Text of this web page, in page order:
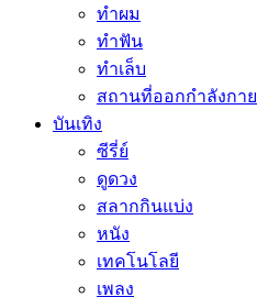
ทำผม
ทำฟัน
ทำเล็บ
สถานที่ออกกำลังกาย
บันเทิง
ซีรี่ย์
ดูดวง
สลากกินแบ่ง
หนัง
เทคโนโลยี
เพลง